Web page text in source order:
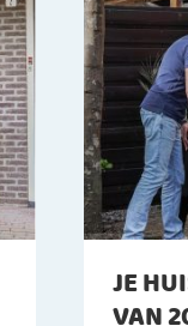
JE